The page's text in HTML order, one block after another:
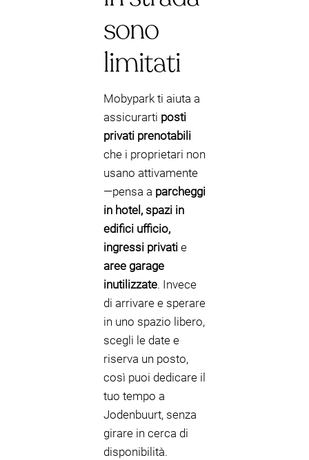
sono
limitati
Mobypark ti aiuta a
assicurarti posti
privati prenotabili
che i proprietari non
usano attivamente
—pensa a parcheggi
in hotel, spazi in
edifici ufficio,
ingressi privati e
aree garage
inutilizzate. Invece
di arrivare e sperare
in uno spazio libero,
scegli le date e
riserva un posto,
così puoi dedicare il
tuo tempo a
Jodenbuurt, senza
girare in cerca di
disponibilità.